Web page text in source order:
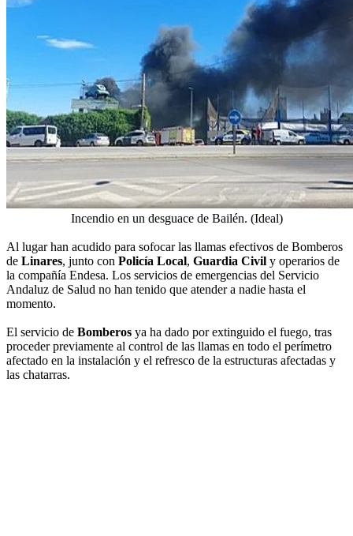
Incendio en un desguace de Bailén. (Ideal)
Al lugar han acudido para sofocar las llamas efectivos de Bomberos
de Linares, junto con Policía Local, Guardia Civil y operarios de
la compañía Endesa. Los servicios de emergencias del Servicio
Andaluz de Salud no han tenido que atender a nadie hasta el
momento.
El servicio de Bomberos ya ha dado por extinguido el fuego, tras
proceder previamente al control de las llamas en todo el perímetro
afectado en la instalación y el refresco de la estructuras afectadas y
las chatarras.